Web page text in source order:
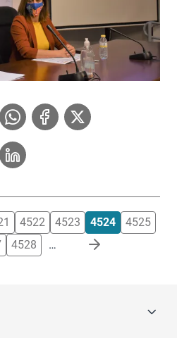
4522 4523 4524
4525
4528 …